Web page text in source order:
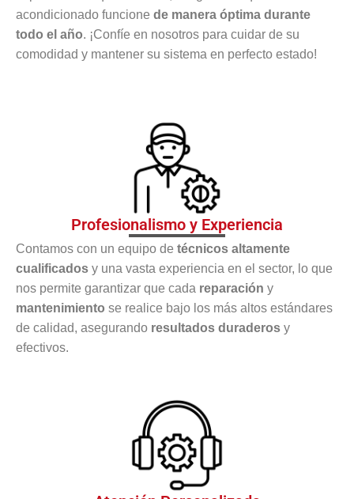
acondicionado funcione de manera óptima durante
todo el año. ¡Confíe en nosotros para cuidar de su
comodidad y mantener su sistema en perfecto estado!
Profesionalismo y Experiencia
Contamos con un equipo de técnicos altamente
cualificados y una vasta experiencia en el sector, lo que
nos permite garantizar que cada reparación y
mantenimiento se realice bajo los más altos estándares
de calidad, asegurando resultados duraderos y
efectivos.